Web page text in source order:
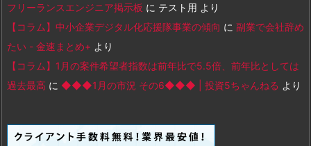
フリーランスエンジニア掲示板 に テスト用 より
【コラム】中小企業デジタル化応援隊事業の傾向 に 副業で会社辞め
たい - 金速まとめ+ より
【コラム】1月の案件希望者指数は前年比で5.5倍、前年比としては
過去最高 に ◆◆◆1月の市況 その6◆◆◆ | 投資5ちゃんねる より